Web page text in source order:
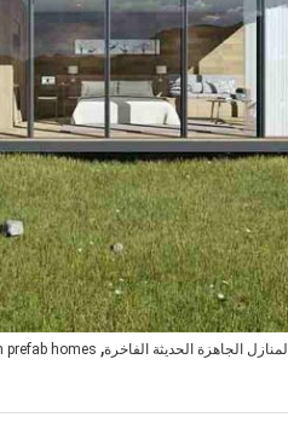
المنازل الجاهزة الحديثة الفاخرة,
prefab homes